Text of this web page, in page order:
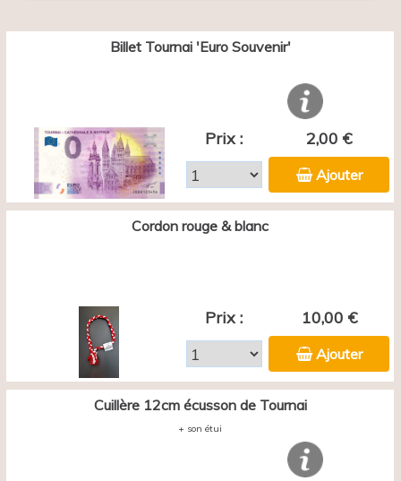
Billet Tournai 'Euro Souvenir'
Prix : 2,00 €
Ajouter
Cordon rouge & blanc
Prix : 10,00 €
Ajouter
Cuillère 12cm écusson de Tournai
+ son étui